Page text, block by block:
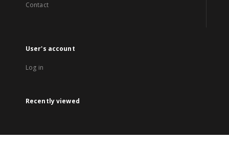
Contact
User's account
Log in
Recently viewed